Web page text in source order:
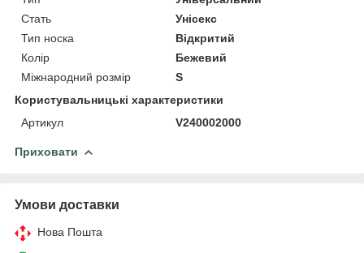
Стать
Унісекс
Тип носка
Відкритий
Колір
Бежевий
Міжнародний розмір
S
Користувальницькі характеристики
Артикул
V240002000
Приховати
Умови доставки
Нова Пошта